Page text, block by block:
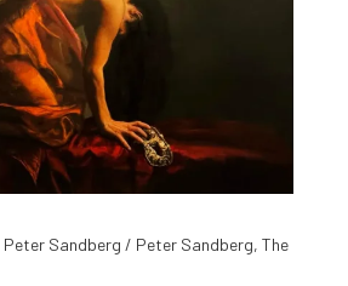
Peter Sandberg / Peter Sandberg, The